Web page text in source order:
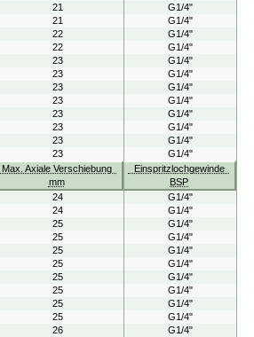
21
G1/4"
21
G1/4"
22
G1/4"
22
G1/4"
23
G1/4"
23
G1/4"
23
G1/4"
23
G1/4"
23
G1/4"
23
G1/4"
23
G1/4"
23
G1/4"
Max. Axiale Verschiebung
mm
Einspritzlochgewinde
BSP
24
G1/4"
24
G1/4"
25
G1/4"
25
G1/4"
25
G1/4"
25
G1/4"
25
G1/4"
25
G1/4"
25
G1/4"
25
G1/4"
26
G1/4"